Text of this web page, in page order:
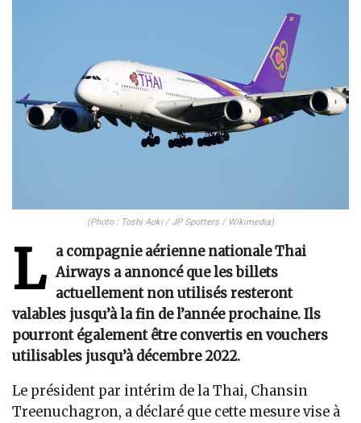
(Photo : Toshi Aoki / JP Spotters / Wikimedia)
L
a compagnie aérienne nationale Thai
Airways a annoncé que les billets
actuellement non utilisés resteront
valables jusqu’à la fin de l’année prochaine. Ils
pourront également être convertis en vouchers
utilisables jusqu’à décembre 2022.
Le président par intérim de la Thai, Chansin
Treenuchagron, a déclaré que cette mesure vise à